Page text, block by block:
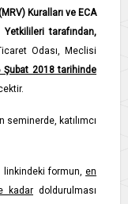
Kuralları ve ECA
tarafından,
Odası, Meclisi
Şubat 2018 tarihinde
seminerde, katılımcı
linkindeki formun,en
kadar doldurulması